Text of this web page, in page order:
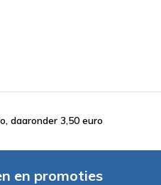
daaronder 3,50 euro
en promoties